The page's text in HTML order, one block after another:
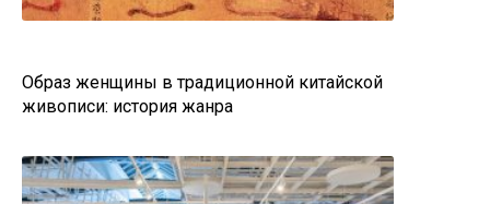
Образ женщины в традиционной китайской
живописи: история жанра